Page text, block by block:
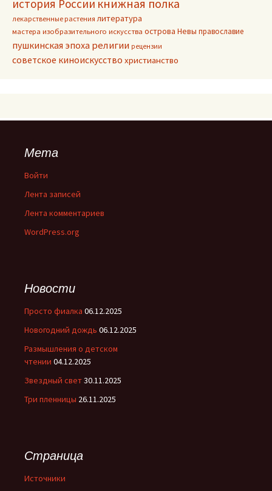
история России книжная полка
лекарственные растения литература
мастера изобразительного искусства острова Невы православие
пушкинская эпоха религии рецензии
советское киноискусство христианство
Мета
Войти
Лента записей
Лента комментариев
WordPress.org
Новости
Просто фиалка 06.12.2025
Новогодний дождь 06.12.2025
Размышления о детском
чтении 04.12.2025
Звездный свет30.11.2025
Три пленницы 26.11.2025
Страница
Источники